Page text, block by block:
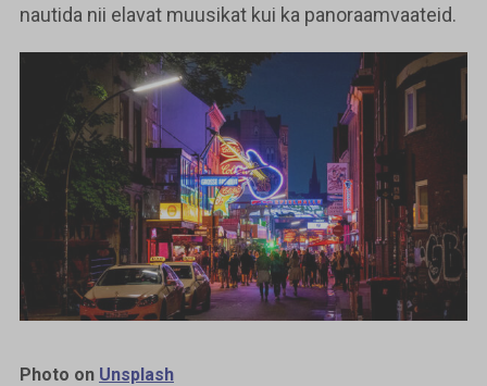
nautida nii elavat muusikat kui ka panoraamvaateid.
Photo on Unsplash